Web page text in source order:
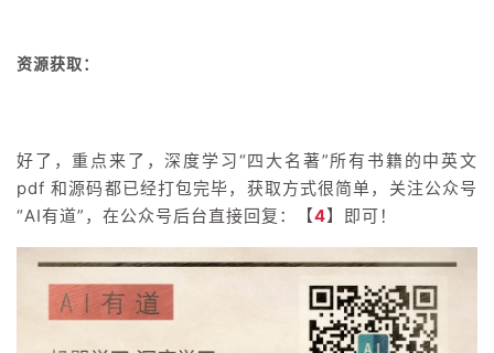
资源获取：
好了，重点来了，深度学习“四大名著”所有书籍的中英文
pdf 和源码都已经打包完毕，获取方式很简单，关注公众号
“AI有道”，在公众号后台直接回复：【4】即可！